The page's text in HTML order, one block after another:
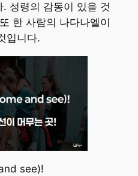
성령의 감동이 있을 것
한 사람의 나다나엘이
입니다.
see)!